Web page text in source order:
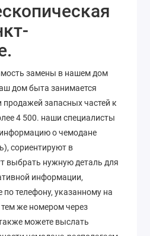
замены в нашем дом
дом быта занимается
запасных частей к
4 500. наши специалисты
о чемодане
сориентируют в
выбрать нужную деталь для
информации,
по телефону, указанному на
тем же номером через
можете выслать